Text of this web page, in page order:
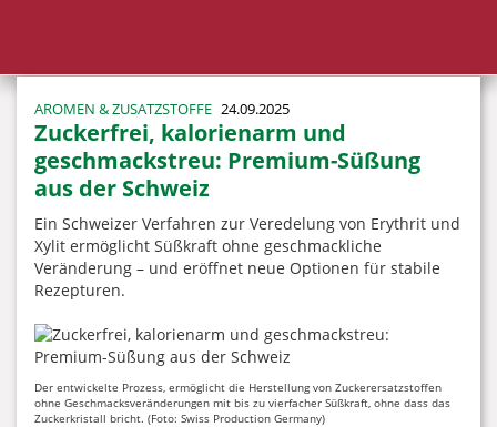
AROMEN & ZUSATZSTOFFE 24.09.2025
Zuckerfrei, kalorienarm und
geschmackstreu: Premium-Süßung
aus der Schweiz
Ein Schweizer Verfahren zur Veredelung von Erythrit und
Xylit ermöglicht Süßkraft ohne geschmackliche
Veränderung – und eröffnet neue Optionen für stabile
Rezepturen.
Der entwickelte Prozess, ermöglicht die Herstellung von Zuckerersatzstoffen
ohne Geschmacksveränderungen mit bis zu vierfacher Süßkraft, ohne dass das
Zuckerkristall bricht. (Foto: Swiss Production Germany)